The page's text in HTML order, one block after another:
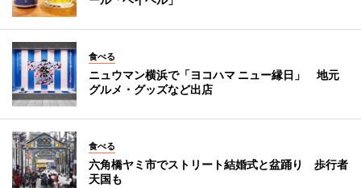
食べる
ニュウマン横浜で「ヨコハマ ニュー縁日」 地元
グルメ・グッズなど出店
食べる
六角橋ヤミ市でストリート結婚式と盆踊り 歩行者
天国も